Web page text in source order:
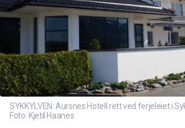
SYKKYLVEN: Aursnes Hotell rett ved ferjeleiet i
Foto: Kjetil Haanes